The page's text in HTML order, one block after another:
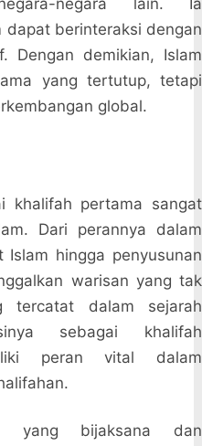
negara lain. Ia
dapat berinteraksi dengan
Dengan demikian, Islam
yang tertutup, tetapi
global.
khalifah pertama sangat
Dari perannya dalam
Islam hingga penyusunan
warisan yang tak
tercatat dalam sejarah
sebagai khalifah
peran vital dalam
yang bijaksana dan